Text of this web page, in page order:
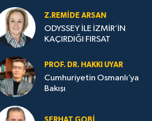
Z.REMIDE ARSAN
ODYSSEY İLE İZMİR’İN
KAÇIRDIĞI FIRSAT
PROF. DR. HAKKI UYAR
Cumhuriyetin Osmanlı’ya
Bakışı